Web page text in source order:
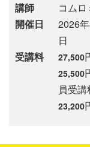
講師
コムロ
開催日
2026
日
受講料
27,500
25,500
員受講
23,200